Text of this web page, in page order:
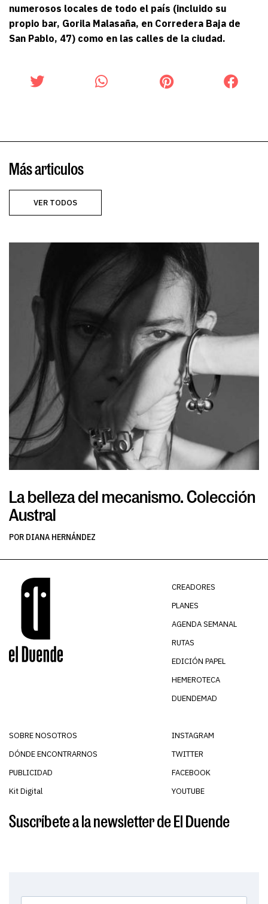
numerosos locales de todo el país (incluido su
propio bar, Gorila Malasaña, en Corredera Baja de
San Pablo, 47) como en las calles de la ciudad.
Más articulos
VER TODOS
La belleza del mecanismo. Colección
Austral
POR DIANA HERNÁNDEZ
CREADORES
PLANES
AGENDA SEMANAL
RUTAS
EDICIÓN PAPEL
HEMEROTECA
DUENDEMAD
SOBRE NOSOTROS
DÓNDE ENCONTRARNOS
PUBLICIDAD
Kit Digital
INSTAGRAM
TWITTER
FACEBOOK
YOUTUBE
Suscríbete a la newsletter de El Duende